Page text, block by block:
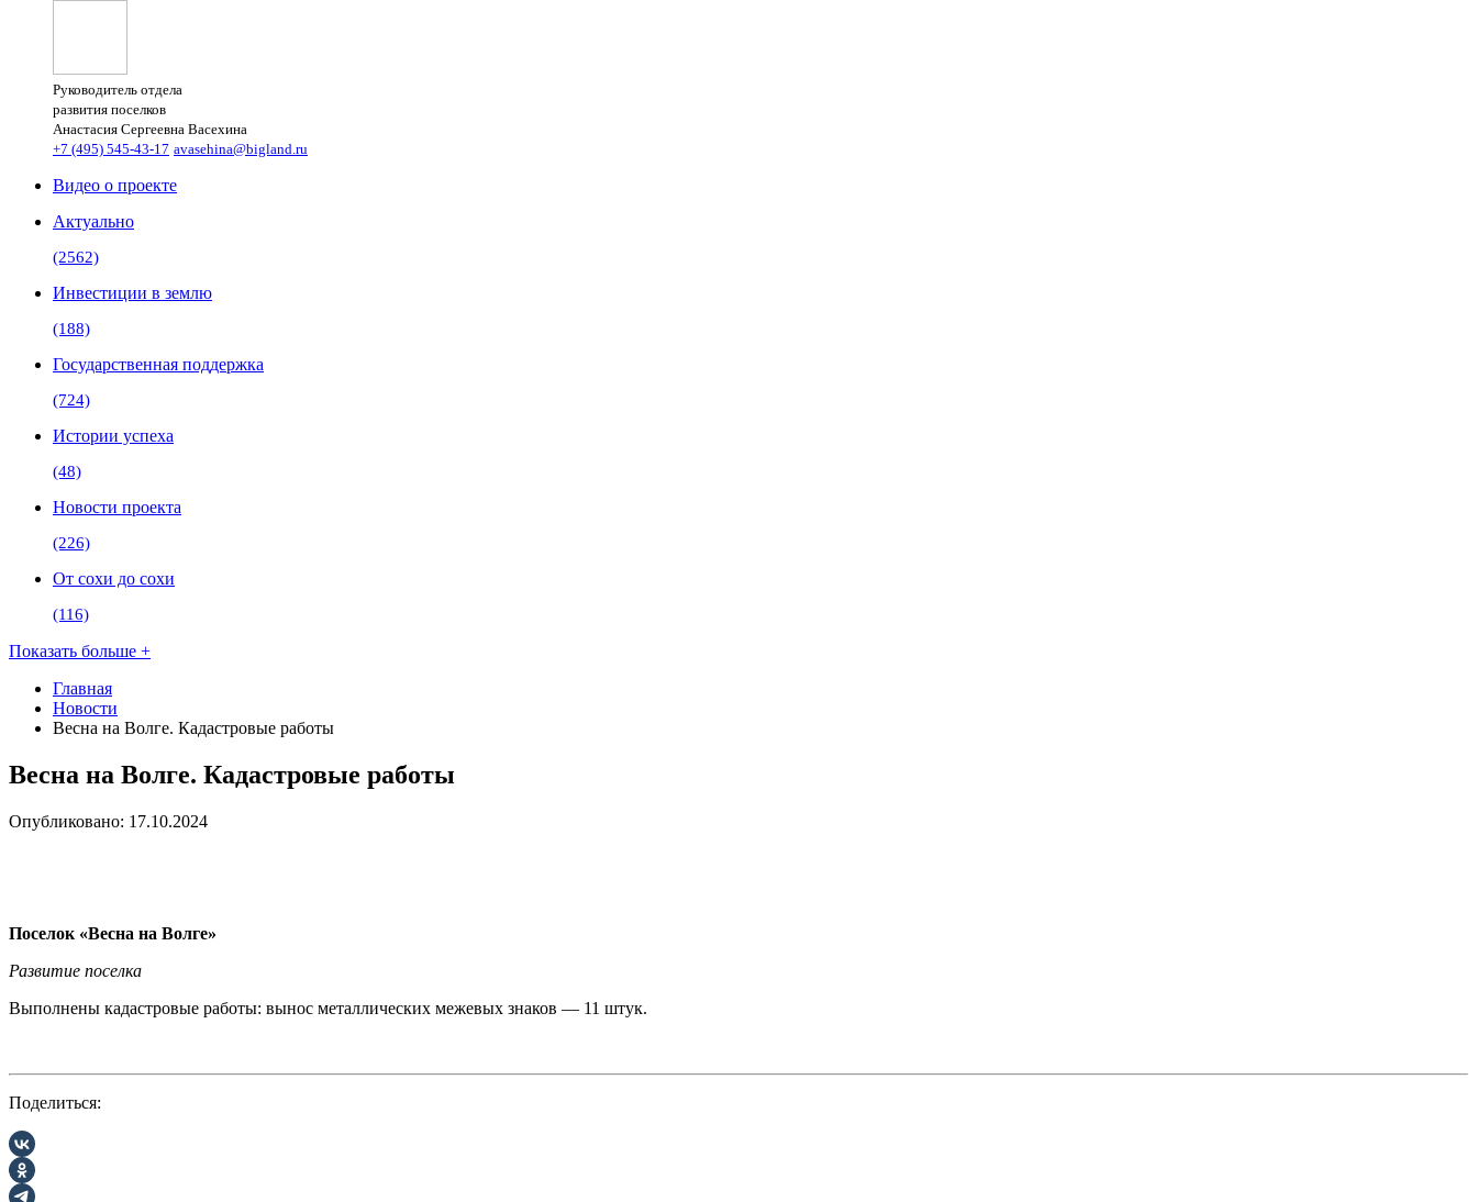
Руководитель отдела
развития поселков
Анастасия Сергеевна Васехина
+7 (495) 545-43-17 avasehina@bigland.ru
Видео о проекте
Актуально
(2562)
Инвестиции в землю
(188)
Государственная поддержка
(724)
Истории успеха
(48)
Новости проекта
(226)
От сохи до сохи
(116)
Показать больше +
Главная
Новости
Весна на Волге. Кадастровые работы
Весна на Волге. Кадастровые работы
Опубликовано: 17.10.2024
Поселок «Весна на Волге»
Развитие поселка
Выполнены кадастровые работы: вынос металлических межевых знаков — 11 штук.
Поделиться: